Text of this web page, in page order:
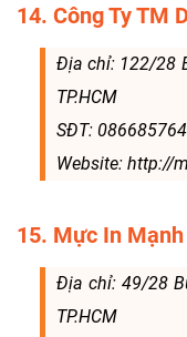
14. Công Ty TM
Địa chỉ: 122/28
TP.HCM
SĐT:
Website: http://
15. Mực In
Địa chỉ: 49/28
TP.HCM